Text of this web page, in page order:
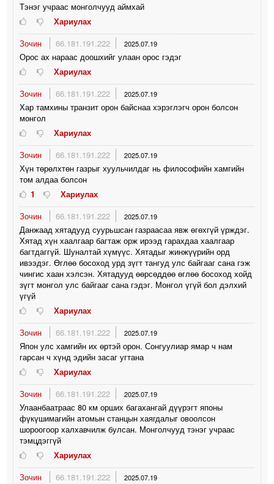
Тэнэг учраас монголчууд аймхай
Хариулах
Зочин
66.181.191.222 2025.07.19
Орос ах нараас доошхийг улаан орос гэдэг
Хариулах
Зочин
66.181.191.222 2025.07.19
Хар тамхины транзит орон байснаа хэрэглэгч орон болсон
монгол
Хариулах
Зочин
66.181.191.222 2025.07.19
Хүн төрөлхтөн газрыг хуульчилдаг нь философийн хамгийн
том алдаа болсон
1
Хариулах
Зочин
66.181.191.222 2025.07.19
Данжаад хятадууд суурьшсан газраасаа явж өгөхгүй үрждэг.
Хятад хүн хаалгаар багтаж орж ирээд гарахдаа хаалгаар
багтдаггүй. Шуналтай хүмүүс. Хятадыг жинжүүрийн орд
ивээдэг. Өглөө босоход урд зүгт тангуд улс байгааг сана гэж
чингис хаан хэлсэн. Хятадууд өөрсөддөө өглөө босоход хойд
зүгт монгол улс байгааг сана гэдэг. Монгол үгүй бол дэлхий
үгүй
Хариулах
Зочин
66.181.191.222 2025.07.19
Япон улс хамгийн их өртэй орон. Сонгуулиар ямар ч нам
гарсан ч хүнд эдийн засаг угтана
Хариулах
Зочин
66.181.191.222 2025.07.19
Улаанбаатраас 80 км орших багахангай дүүрэгт японы
фүкүшимагийн атомын станцын хаягдалыг овоолсон
шороогоор халхавчилж булсан. Монголчууд тэнэг учраас
тэмцдэггүй
Хариулах
Зочин
66.181.191.222 2025.07.19